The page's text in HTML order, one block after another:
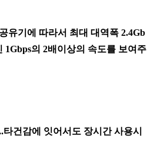
유기에 따라서 최대 대역폭 2.4Gb
1Gbps의 2배이상의 속도를 보여주
건감에 잇어서도 장시간 사용시